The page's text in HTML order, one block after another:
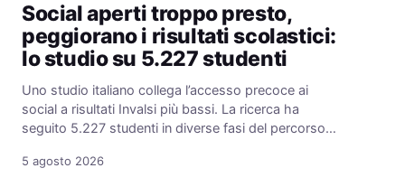
Social aperti troppo presto,
peggiorano i risultati scolastici:
lo studio su 5.227 studenti
Uno studio italiano collega l’accesso precoce ai
social a risultati Invalsi più bassi. La ricerca ha
seguito 5.227 studenti in diverse fasi del percorso…
5 agosto 2026